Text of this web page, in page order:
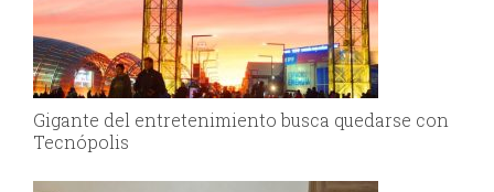
Gigante del entretenimiento busca quedarse con
Tecnópolis